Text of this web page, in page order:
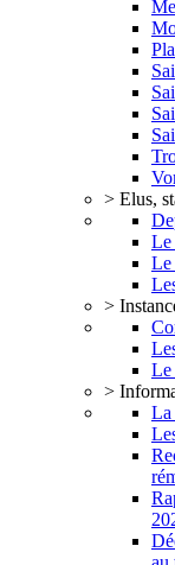
> Elus,
Le
Le
>
Le
>
La